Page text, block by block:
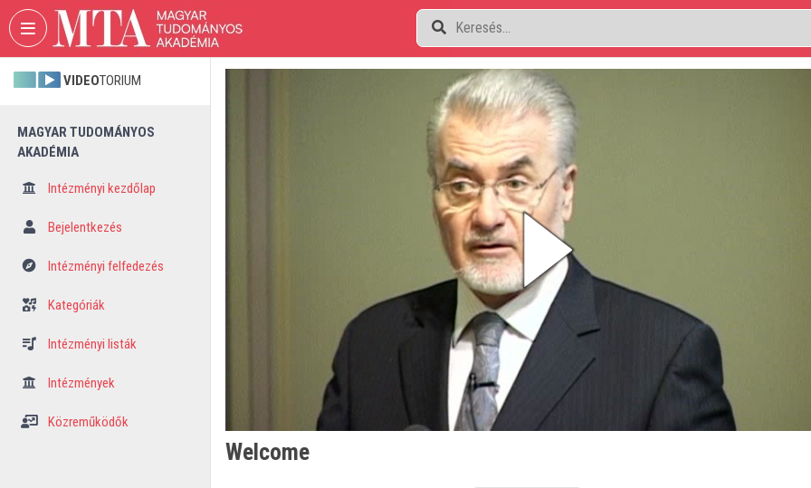
Fejléc kihagyása Menü kihagyása Tartalom kihagyása
VIDEOTORIUM
MAGYAR TUDOMÁNYOS
AKADÉMIA
Intézményi kezdőlap
Bejelentkezés
Intézményi felfedezés
Kategóriák
Intézményi listák
Intézmények
Közreműködők
Welcome